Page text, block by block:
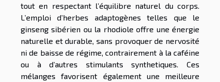
tout en respectant l’équilibre naturel du corps.
L’emploi d’herbes adaptogènes telles que le
ginseng sibérien ou la rhodiole offre une énergie
naturelle et durable, sans provoquer de nervosité
ni de baisse de régime, contrairement à la caféine
ou à d’autres stimulants synthetiques. Ces
mélanges favorisent également une meilleure